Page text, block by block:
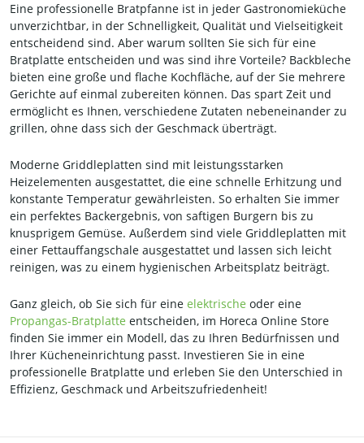
Eine professionelle Bratpfanne ist in jeder Gastronomieküche
unverzichtbar, in der Schnelligkeit, Qualität und Vielseitigkeit
entscheidend sind. Aber warum sollten Sie sich für eine
Bratplatte entscheiden und was sind ihre Vorteile? Backbleche
bieten eine große und flache Kochfläche, auf der Sie mehrere
Gerichte auf einmal zubereiten können. Das spart Zeit und
ermöglicht es Ihnen, verschiedene Zutaten nebeneinander zu
grillen, ohne dass sich der Geschmack überträgt.
Moderne Griddleplatten sind mit leistungsstarken
Heizelementen ausgestattet, die eine schnelle Erhitzung und
konstante Temperatur gewährleisten. So erhalten Sie immer
ein perfektes Backergebnis, von saftigen Burgern bis zu
knusprigem Gemüse. Außerdem sind viele Griddleplatten mit
einer Fettauffangschale ausgestattet und lassen sich leicht
reinigen, was zu einem hygienischen Arbeitsplatz beiträgt.
Ganz gleich, ob Sie sich für eine elektrische oder eine
Propangas-Bratplatte entscheiden, im Horeca Online Store
finden Sie immer ein Modell, das zu Ihren Bedürfnissen und
Ihrer Kücheneinrichtung passt. Investieren Sie in eine
professionelle Bratplatte und erleben Sie den Unterschied in
Effizienz, Geschmack und Arbeitszufriedenheit!